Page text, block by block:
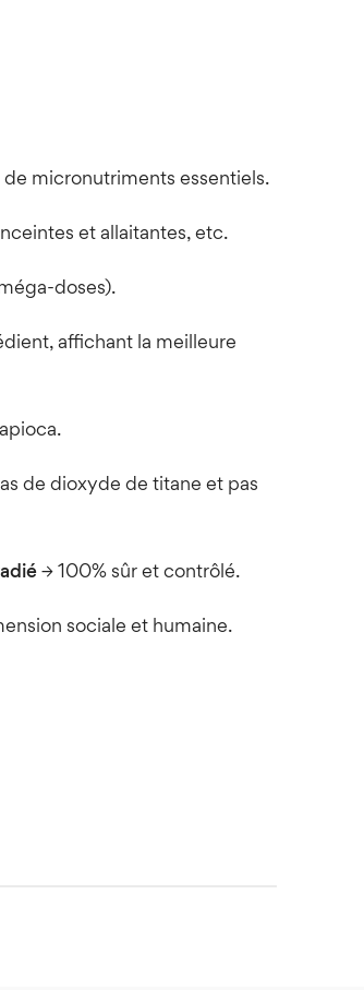
micronutriments essentiels.
et allaitantes, etc.
doses).
affichant la meilleure
de dioxyde de titane et pas
→ 100% sûr et contrôlé.
sociale et humaine.